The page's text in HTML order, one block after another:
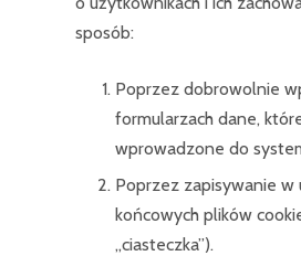
sposób:
Poprzez dobrowolnie
formularzach dane,
wprowadzone do
Poprzez zapisywanie w
końcowych plików
„ciasteczka”).